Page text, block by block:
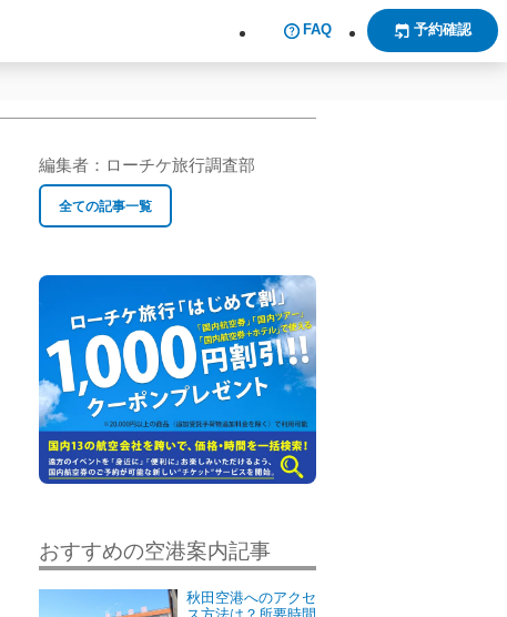
FAQ 予約確認
編集者： ローチケ旅行調査部
全ての記事一覧
おすすめの空港案内記事
秋田空港へのアクセ